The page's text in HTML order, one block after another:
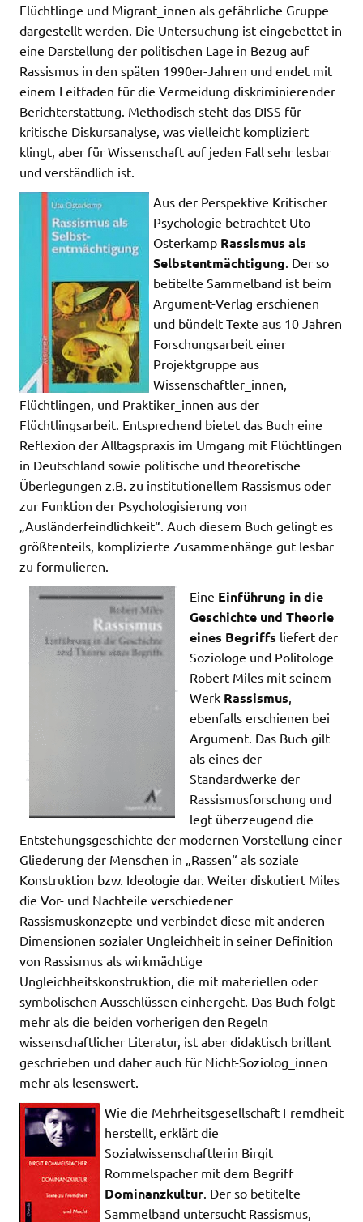
Flüchtlinge und Migrant_innen als gefährliche Gruppe
dargestellt werden. Die Untersuchung ist eingebettet in
eine Darstellung der politischen Lage in Bezug auf
Rassismus in den späten 1990er-Jahren und endet mit
einem Leitfaden für die Vermeidung diskriminierender
Berichterstattung. Methodisch steht das DISS für
kritische Diskursanalyse, was vielleicht kompliziert
klingt, aber für Wissenschaft auf jeden Fall sehr lesbar
und verständlich ist.
Aus der Perspektive Kritischer
Psychologie betrachtet Uto
Osterkamp Rassismus als
Selbstentmächtigung . Der so
betitelte Sammelband ist beim
Argument-Verlag erschienen
und bündelt Texte aus 10 Jahren
Forschungsarbeit einer
Projektgruppe aus
Wissenschaftler_innen,
Flüchtlingen, und Praktiker_innen aus der
Flüchtlingsarbeit. Entsprechend bietet das Buch eine
Reflexion der Alltagspraxis im Umgang mit Flüchtlingen
in Deutschland sowie politische und theoretische
Überlegungen z.B. zu institutionellem Rassismus oder
zur Funktion der Psychologisierung von
„Ausländerfeindlichkeit“. Auch diesem Buch gelingt es
größtenteils, komplizierte Zusammenhänge gut lesbar
zu formulieren.
Eine Einführung in die
Geschichte und Theorie
eines Begriffs liefert der
Soziologe und Politologe
Robert Miles mit seinem
Werk Rassismus
ebenfalls erschienen bei
Argument. Das Buch gilt
als eines der
Standardwerke der
Rassismusforschung und
legt überzeugend die
Entstehungsgeschichte der modernen Vorstellung einer
Gliederung der Menschen in „Rassen“ als soziale
Konstruktion bzw. Ideologie dar. Weiter diskutiert Miles
die Vor- und Nachteile verschiedener
Rassismuskonzepte und verbindet diese mit anderen
Dimensionen sozialer Ungleichheit in seiner Definition
von Rassismus als wirkmächtige
Ungleichheitskonstruktion, die mit materiellen oder
symbolischen Ausschlüssen einhergeht. Das Buch folgt
mehr als die beiden vorherigen den Regeln
wissenschaftlicher Literatur, ist aber didaktisch brillant
geschrieben und daher auch für Nicht-Soziolog_innen
mehr als lesenswert.
Wie die Mehrheitsgesellschaft Fremdheit
herstellt, erklärt die
Sozialwissenschaftlerin Birgit
Rommelspacher mit dem Begriff
Dominanzkultur . Der so betitelte
Sammelband untersucht Rassismus,